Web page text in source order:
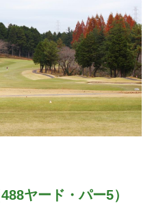
ヤード・パー5）